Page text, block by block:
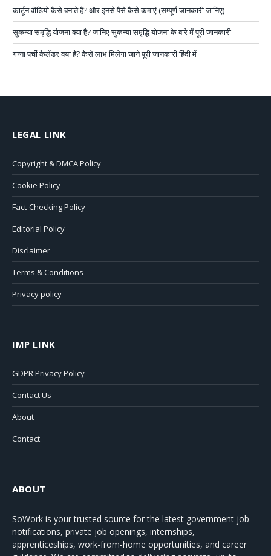
कार्टून वीडियो कैसे बनाते हैं? और इनसे पैसे कैसे कमाएं (सम्पूर्ण जानकारी जानिए)
सुकन्या समृद्धि योजना क्या है? जानिए सुकन्या समृद्धि योजना के बारे में पूरी जानकारी
गन्ना पर्ची कैलेंडर क्या है? कैसे लाभ मिलेगा जाने पूरी जानकारी हिंदी में
LEGAL LINK
Copyright & DMCA Policy
Cookie Policy
Fact-Checking Policy
Editorial Policy
Disclaimer
Terms & Conditions
Privacy policy
IMP LINK
GDPR Privacy Policy
Contact Us
About
Contact
ABOUT
SoWork is your trusted source for the latest government job
notifications, private job openings, internships,
apprenticeships, work-from-home opportunities, and career